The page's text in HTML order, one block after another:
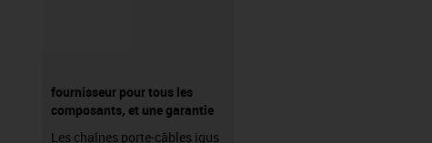
fournisseur pour tous les
composants, et une garantie
Les chaînes porte-câbles igus